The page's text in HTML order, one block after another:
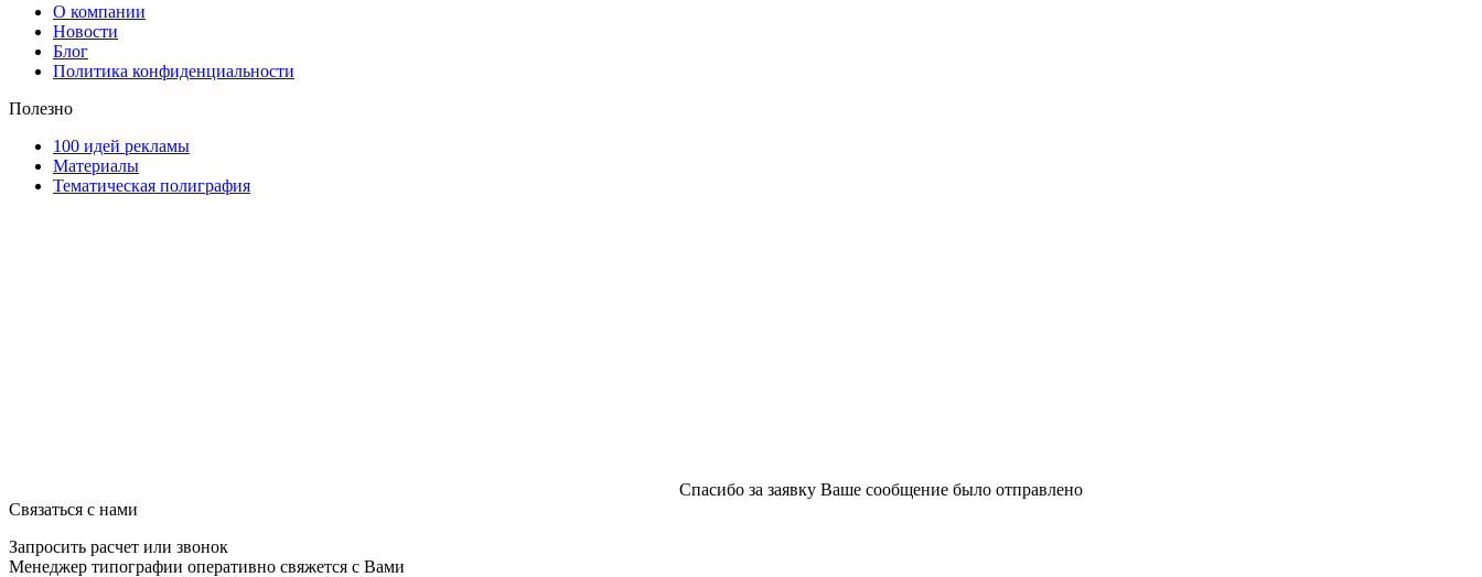
О компании
Новости
Блог
Политика конфиденциальности
Полезно
100 идей рекламы
Материалы
Тематическая полиграфия
Спасибо за заявку Ваше сообщение было отправлено
Связаться с нами
Запросить расчет или звонок
Менеджер типографии оперативно свяжется с Вами